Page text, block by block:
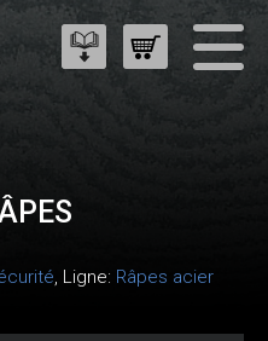
, Ligne: Râpes acier